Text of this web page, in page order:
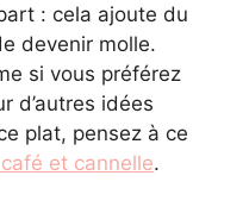
: cela ajoute du
devenir molle.
si vous préférez
d’autres idées
plat, pensez à ce
et cannelle.